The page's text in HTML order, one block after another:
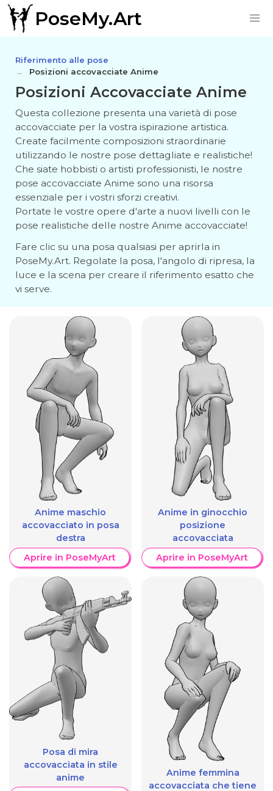
PoseMy.Art
Riferimento alle pose
Posizioni accovacciate Anime
Posizioni Accovacciate Anime
Questa collezione presenta una varietà di pose
accovacciate per la vostra ispirazione artistica.
Create facilmente composizioni straordinarie
utilizzando le nostre pose dettagliate e realistiche!
Che siate hobbisti o artisti professionisti, le nostre
pose accovacciate Anime sono una risorsa
essenziale per i vostri sforzi creativi.
Portate le vostre opere d'arte a nuovi livelli con le
pose realistiche delle nostre Anime accovacciate!
Fare clic su una posa qualsiasi per aprirla in
PoseMy.Art. Regolate la posa, l'angolo di ripresa, la
luce e la scena per creare il riferimento esatto che
vi serve.
Anime maschio
accovacciato in posa
destra
Aprire in PoseMyArt
Posa di mira
accovacciata in stile
anime
Anime in ginocchio
posizione
accovacciata
Aprire in PoseMyArt
Anime femmina
accovacciata che tiene